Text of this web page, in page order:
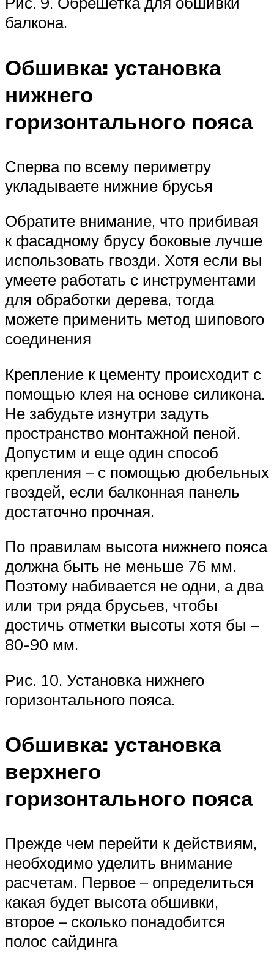
балкона.
Обшивка: установка
нижнего
горизонтального пояса
Сперва по всему периметру
укладываете нижние брусья
Обратите внимание, что прибивая
к фасадному брусу боковые лучше
использовать гвозди. Хотя если вы
умеете работать с инструментами
для обработки дерева, тогда
можете применить метод шипового
соединения
Крепление к цементу происходит с
помощью клея на основе силикона.
Не забудьте изнутри задуть
пространство монтажной пеной.
Допустим и еще один способ
крепления – с помощью дюбельных
гвоздей, если балконная панель
достаточно прочная.
По правилам высота нижнего пояса
должна быть не меньше 76 мм.
Поэтому набивается не одни, а два
или три ряда брусьев, чтобы
достичь отметки высоты хотя бы –
80-90 мм.
Рис. 10. Установка нижнего
горизонтального пояса.
Обшивка: установка
верхнего
горизонтального пояса
Прежде чем перейти к действиям,
необходимо уделить внимание
расчетам. Первое – определиться
какая будет высота обшивки,
второе – сколько понадобится
полос сайдинга